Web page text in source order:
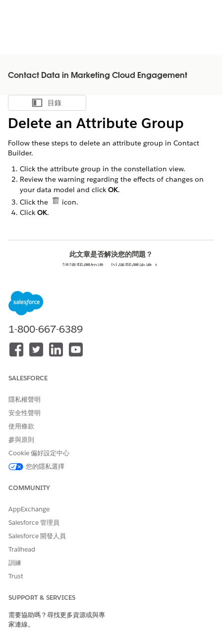
Contact Data in Marketing Cloud Engagement
顯示目錄
目錄
Delete an Attribute Group
Follow these steps to delete an attribute group in Contact
Builder.
Click the attribute group in the constellation view.
Review the warning regarding the effects of changes on
your data model and click OK.
Click the
icon.
Click OK.
此文章是否解決您的問題？
請讓我們知道，以便我們改進！
1-800-667-6389
SALESFORCE
隱私權聲明
安全性聲明
使用條款
參與原則
Cookie 偏好設定中心
您的隱私選擇
COMMUNITY
AppExchange
Salesforce 管理員
Salesforce 開發人員
Trailhead
訓練
Trust
SUPPORT & SERVICES
需要協助嗎？尋找更多資源或與專
家連線。